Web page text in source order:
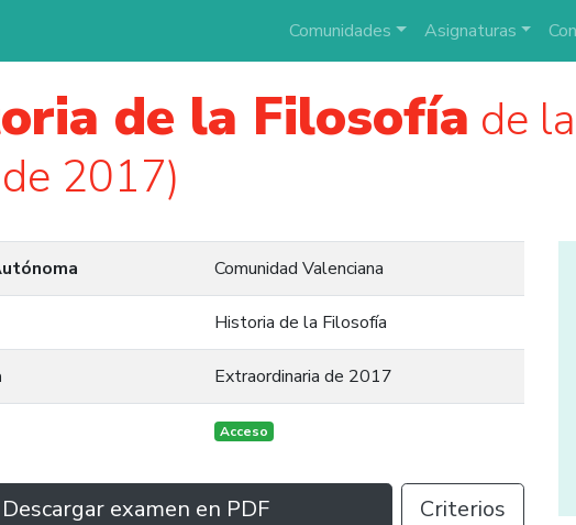
Comunidades Asignaturas
de la Filosofía de
2017)
Comunidad Valenciana
Historia de la Filosofía
Extraordinaria de 2017
Acceso
Descargar examen en PDF Criterios